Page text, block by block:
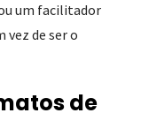
um facilitador
vez de ser o
de